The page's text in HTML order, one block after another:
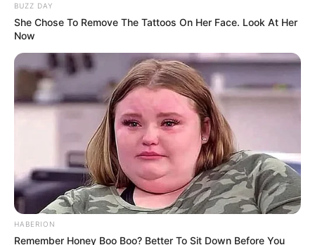
Remember Hensel Twins? Grab Tissues Before
You See Them Now
BUZZ DAY
BUZZ DAY
She Chose To Remove The Tattoos On Her Face. Look At Her
Now
HABERION
Remember Honey Boo Boo? Better To Sit Down Before You